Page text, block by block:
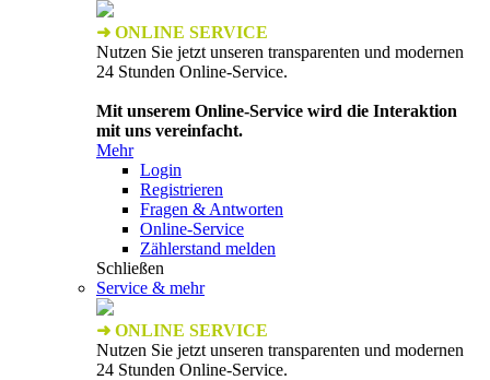
➜ ONLINE SERVICE
Nutzen Sie jetzt unseren transparenten und modernen
24 Stunden Online-Service.
Mit unserem Online-Service wird die Interaktion
mit uns vereinfacht.
Mehr
Login
Registrieren
Fragen & Antworten
Online-Service
Zählerstand melden
Schließen
Service & mehr
➜ ONLINE SERVICE
Nutzen Sie jetzt unseren transparenten und modernen
24 Stunden Online-Service.